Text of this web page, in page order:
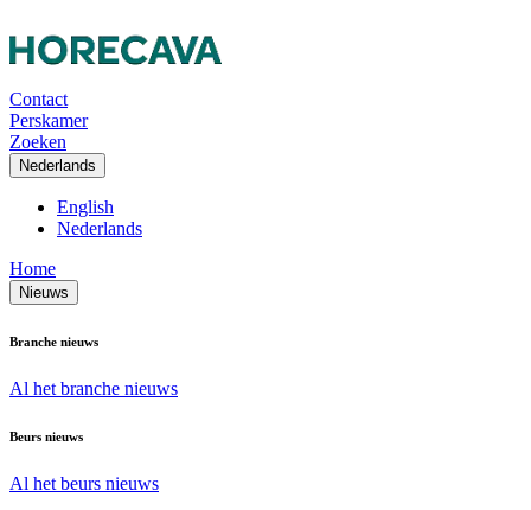
Contact
Perskamer
Zoeken
Nederlands
English
Nederlands
Home
Nieuws
Branche nieuws
Al het branche nieuws
Beurs nieuws
Al het beurs nieuws